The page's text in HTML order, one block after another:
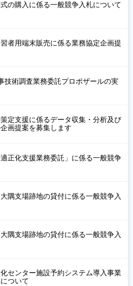
の購入に係る一般競争入札について
者用端末販売に係る業務協定企画提
技術調査業務委託プロポザールの実
定支援に係るデータ収集・分析及び
画提案を募集します
適正化支援業務委託」に係る一般競争
隅支場跡地の貸付に係る一般競争入
隅支場跡地の貸付に係る一般競争入
化センター施設予約システム導入事業
ついて